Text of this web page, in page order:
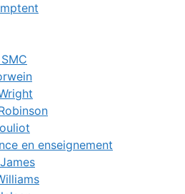
en enseignement